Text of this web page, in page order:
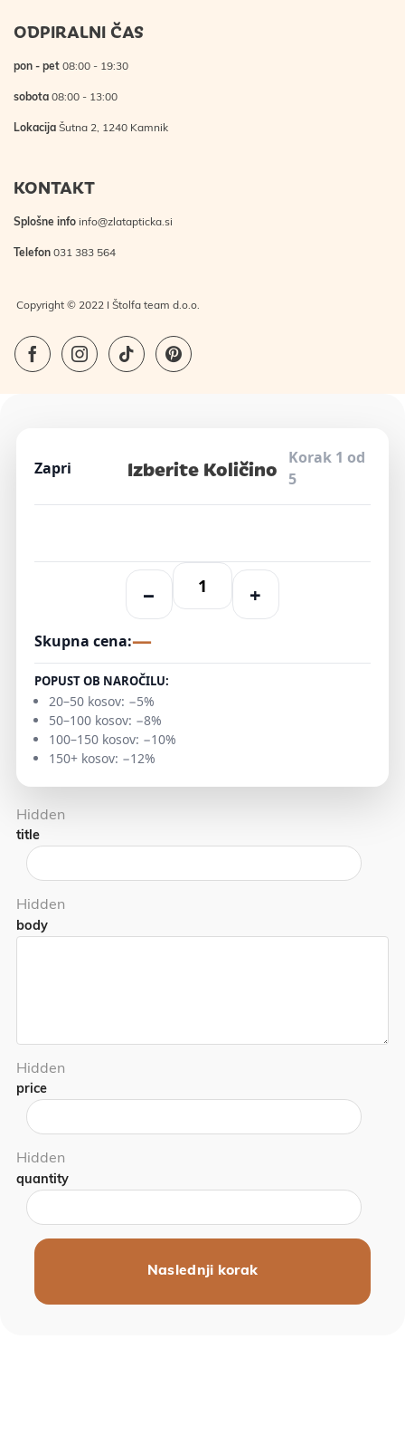
ODPIRALNI ČAS
pon - pet 08:00 - 19:30
sobota 08:00 - 13:00
Lokacija Šutna 2, 1240 Kamnik
KONTAKT
Splošne info info@zlatapticka.si
Telefon 031 383 564
Copyright © 2022 I Štolfa team d.o.o.
Zapri Izberite Količino
Korak 1 od
5
− +
Skupna cena:—
POPUST OB NAROČILU:
20–50 kosov: −5%
50–100 kosov: −8%
100–150 kosov: −10%
150+ kosov: −12%
Hidden
title
Hidden
body
Hidden
price
Hidden
quantity